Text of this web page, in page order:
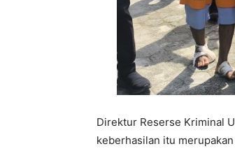
Direktur Reserse Kriminal
keberhasilan itu